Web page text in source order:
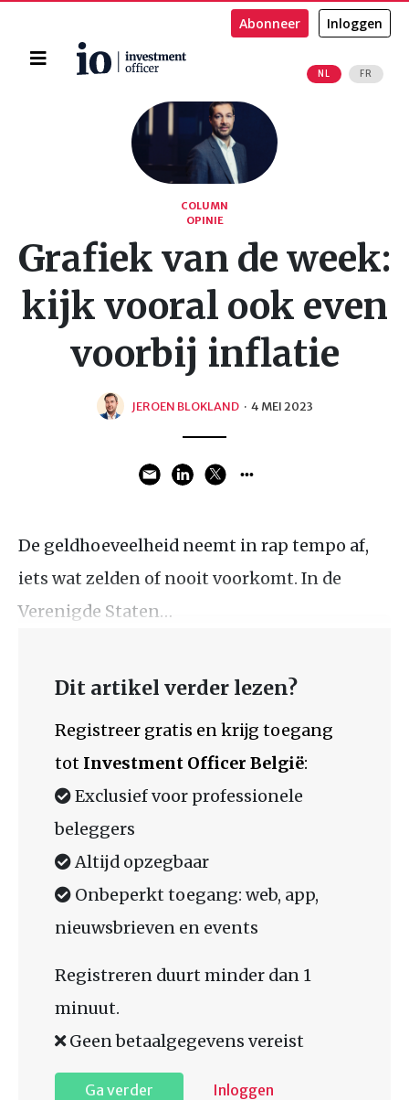
Home
NL FR
Abonneer Inloggen
COLUMN
OPINIE
Grafiek van de week:
kijk vooral ook even
voorbij inflatie
JEROEN BLOKLAND · 4 MEI 2023
De geldhoeveelheid neemt in rap tempo af,
iets wat zelden of nooit voorkomt. In de
Verenigde Staten…
Dit artikel verder lezen?
Registreer gratis en krijg toegang
tot Investment Officer België:
Exclusief voor professionele
beleggers
Altijd opzegbaar
Onbeperkt toegang: web, app,
nieuwsbrieven en events
Registreren duurt minder dan 1
minuut.
Geen betaalgegevens vereist
Ga verder Inloggen